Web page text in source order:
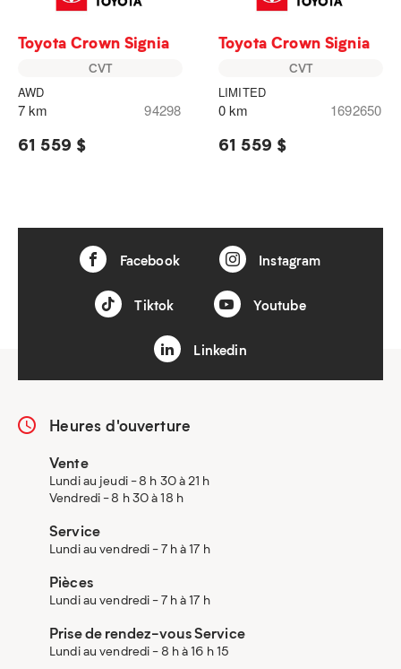
Toyota Crown Signia
CVT
AWD
7 km 94298
61 559 $
Toyota Crown Signia
CVT
LIMITED
0 km 1692650
61 559 $
Facebook Instagram
Tiktok Youtube
Linkedin
Heures d'ouverture
Vente
Lundi au jeudi - 8 h 30 à 21 h
Vendredi - 8 h 30 à 18 h
Service
Lundi au vendredi - 7 h à 17 h
Pièces
Lundi au vendredi - 7 h à 17 h
Prise de rendez-vous Service
Lundi au vendredi - 8 h à 16 h 15